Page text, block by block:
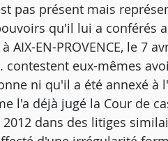
pas présent mais
qu'il lui a conférés
EN-PROVENCE, le 7
contestent eux-mêmes
ni qu'il a été annexé à
l'a déjà jugé la Cour de
dans des litiges